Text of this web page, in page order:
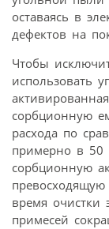
оставаясь в
дефектов на
Чтобы
использовать
сорбционную
расхода по
примерно в 50
сорбционную
превосходящую
время очистки
примесей